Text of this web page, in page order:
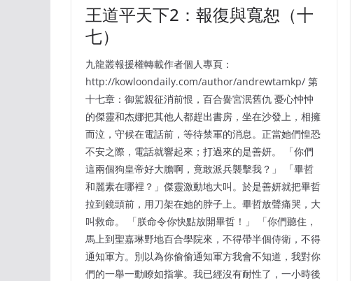
王道平天下2：報復與寬恕（十
七）
九龍叢報援權轉載作者個人專頁：
http://kowloondaily.com/author/andrewtamkp/ 第
十七章：御駕親征消前恨，百合黌宮泯舊仇 憂心忡忡
的傑靈和杰娜把其他人都趕出書房，坐在沙發上，相擁
而泣，守候在電話前，等待禁軍的消息。正當她們惶恐
不安之際，電話就響起來；打過來的是善妍。 「你們
這兩個狗皇帝好大膽啊，竟敢派兵襲擊我？」 「畢哲
和麗素在哪裡？」傑靈激動地大叫。於是善妍就把畢哲
拉到鏡頭前，用刀架在她的脖子上。畢哲放聲痛哭，大
叫救命。 「朕命令你快點放開畢哲！」 「你們聽住，
馬上到聖嘉琳野地百合學院來，不得帶半個侍衛，不得
通知軍方。別以為你偷偷通知軍方我會不知道，我對你
們的一舉一動瞭如指掌。我已經沒有耐性了，一小時後